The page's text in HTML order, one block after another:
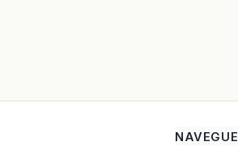
NAVEGUE